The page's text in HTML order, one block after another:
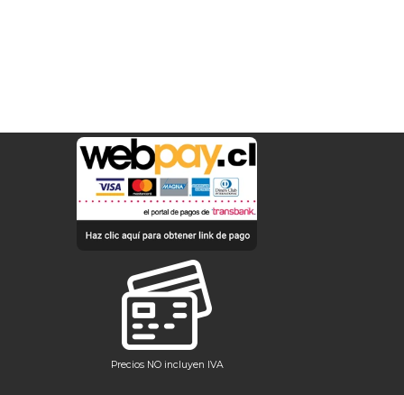
Precios NO incluyen IVA